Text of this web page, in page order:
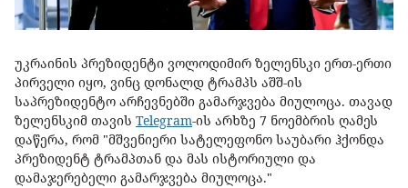
უკრაინის პრეზიდენტი ვოლოდიმირ ზელენსკი ერთ-ერთი
პირველი იყო, ვინც დონალდ ტრამპს აშშ-ის
საპრეზიდენტო არჩევნებში გამარჯვება მიულოცა. თავად
ზელენსკიმ თავის Telegram-ის არხზე 7 ნოემბრის ღამეს
დაწერა, რომ "მშვენიერი სატელეფონო საუბარი ჰქონდა
პრეზიდენტ ტრამპთან და მას ისტორიული და
დამაჯერებელი გამარჯვება მიულოცა."